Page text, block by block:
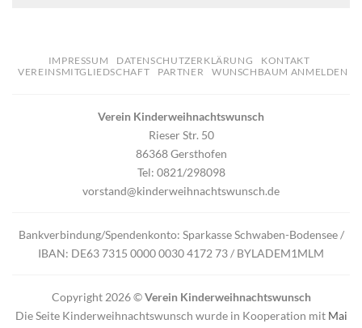
IMPRESSUM DATENSCHUTZERKLÄRUNG
KONTAKT
VEREINSMITGLIEDSCHAFT
PARTNER WUNSCHBAUM ANMELDEN
Verein Kinderweihnachtswunsch
Rieser Str. 50
86368 Gersthofen
Tel: 0821/298098
vorstand@kinderweihnachtswunsch.de
Bankverbindung/Spendenkonto: Sparkasse Schwaben-Bodensee /
IBAN: DE63 7315 0000 0030 4172 73 / BYLADEM1MLM
Copyright 2026 ©Verein Kinderweihnachtswunsch
Die Seite Kinderweihnachtswunsch wurde in Kooperation mit Mai